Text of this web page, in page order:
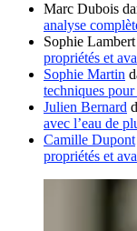
Marc Dubois
analyse
Sophie Lambert
propriétés et
Sophie Martin
techniques
Julien Bernard
avec l’eau de
Camille Dupont
propriétés et